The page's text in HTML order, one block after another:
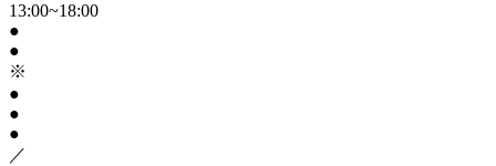
13:00~18:00
●
●
※
●
●
●
／